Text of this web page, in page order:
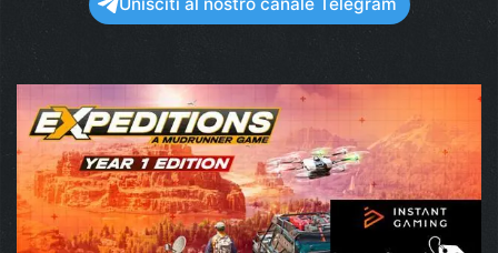
Unisciti al nostro canale Telegram